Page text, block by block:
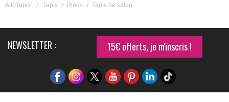
AlloTapis / Tapis / Pièce / Tapis de salon
NEWSLETTER : 15€ offerts, je m'inscris !